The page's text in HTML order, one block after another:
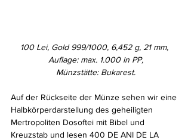
100 Lei, Gold 999/1000, 6,452 g, 21 mm,
Auflage: max. 1.000 in PP,
Münzstätte: Bukarest.
Auf der Rückseite der Münze sehen wir eine
Halbkörperdarstellung des geheiligten
Mertropoliten Dosoftei mit Bibel und
Kreuzstab und lesen 400 DE ANI DE LA